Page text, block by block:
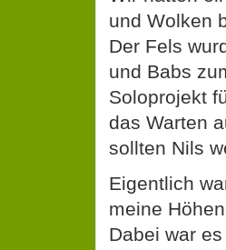
und Wolken
Der Fels
und Babs
Soloprojekt
das Warten
sollten Nils
Eigentlich
meine
Dabei war